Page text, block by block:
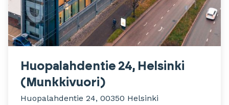
Huopalahdentie 24, Helsinki
(Munkkivuori)
Huopalahdentie 24, 00350 Helsinki